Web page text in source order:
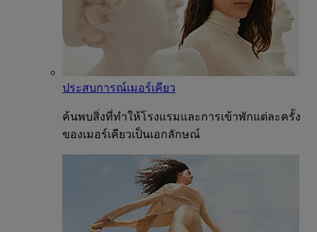
ประสบการณ์เมอร์เคียว
ค้นพบสิ่งที่ทำให้โรงแรมและการเข้าพักแต่ละครั้ง
ของเมอร์เคียวเป็นเอกลักษณ์